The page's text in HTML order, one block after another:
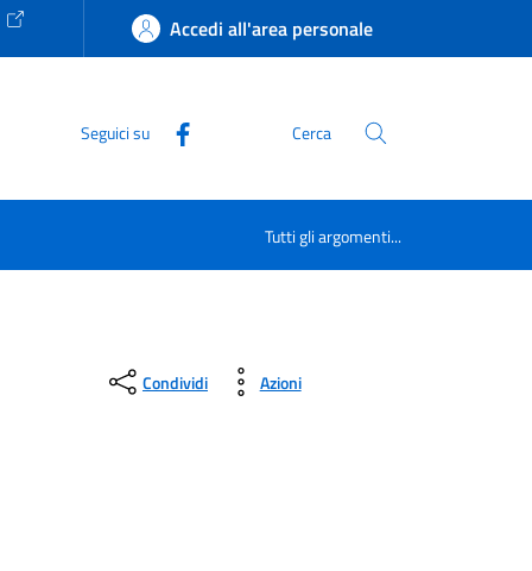
Accedi all'area personale
Seguici su Cerca
Tutti gli argomenti...
Condividi Azioni